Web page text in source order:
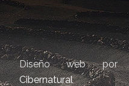
Diseño web
Cibernatural